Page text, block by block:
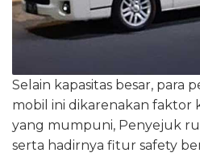
Selain kapasitas besar, para
mobil ini dikarenakan faktor
yang mumpuni, Penyejuk
serta hadirnya fitur safety